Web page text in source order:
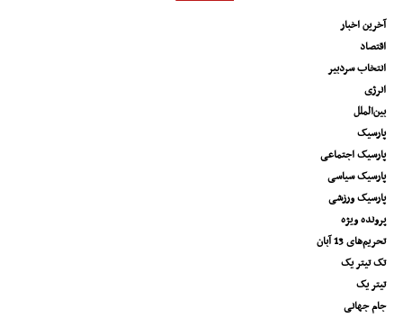
آخرین اخبار
اقتصاد
انتخاب سردبیر
انرژی
بین‌الملل
پارسیک
پارسیک اجتماعی
پارسیک سیاسی
پارسیک ورزشی
پرونده ویژه
تحریم‌های 13 آبان
تک تیتر یک
تیتر یک
جام جهانی